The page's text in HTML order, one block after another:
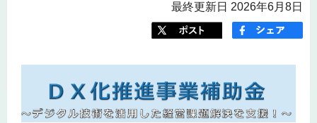
最終更新日 2026年6月8日